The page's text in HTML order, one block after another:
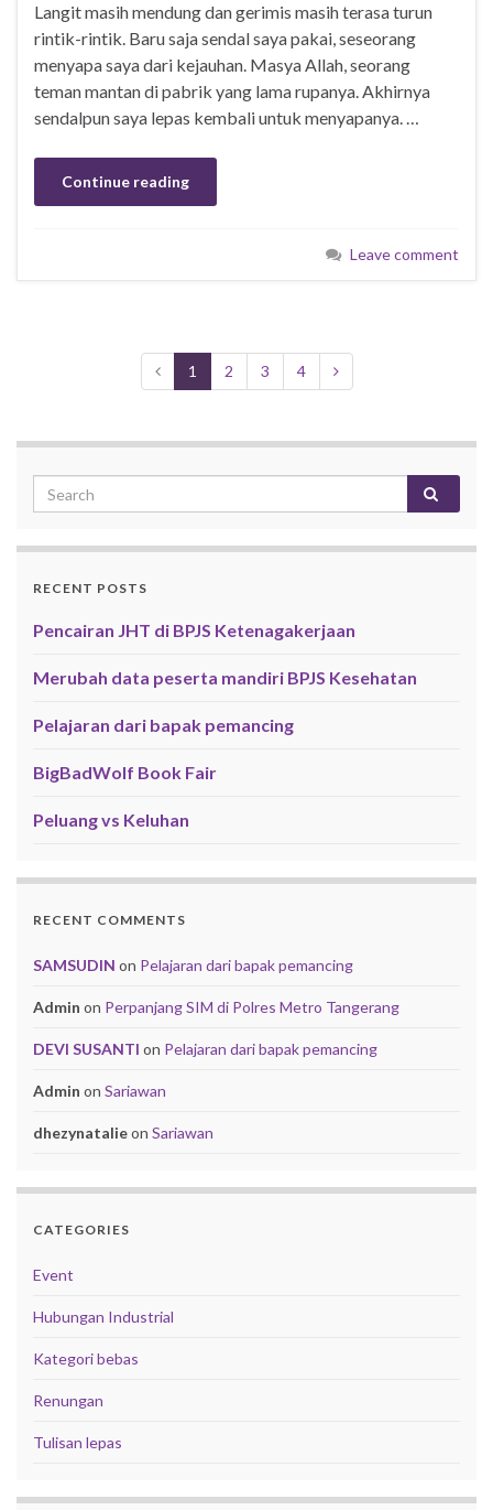
Langit masih mendung dan gerimis masih terasa turun
rintik-rintik. Baru saja sendal saya pakai, seseorang
menyapa saya dari kejauhan. Masya Allah, seorang
teman mantan di pabrik yang lama rupanya. Akhirnya
sendalpun saya lepas kembali untuk menyapanya. …
Continue reading
Leave comment
1 2 3 4
RECENT POSTS
Pencairan JHT di BPJS Ketenagakerjaan
Merubah data peserta mandiri BPJS Kesehatan
Pelajaran dari bapak pemancing
BigBadWolf Book Fair
Peluang vs Keluhan
RECENT COMMENTS
SAMSUDIN on Pelajaran dari bapak pemancing
Admin on Perpanjang SIM di Polres Metro Tangerang
DEVI SUSANTI on Pelajaran dari bapak pemancing
Admin on Sariawan
dhezynatalieon Sariawan
CATEGORIES
Event
Hubungan Industrial
Kategori bebas
Renungan
Tulisan lepas